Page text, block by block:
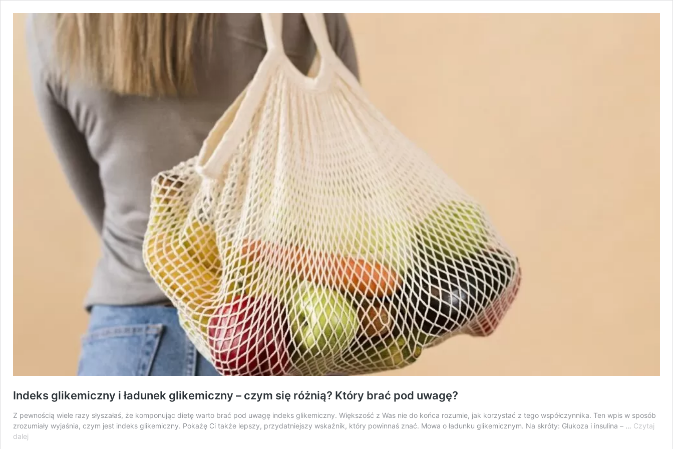
Indeks glikemiczny i ładunek glikemiczny – czym się różnią? Który brać pod uwagę?
Z pewnością wiele razy słyszałaś, że komponując dietę warto brać pod uwagę indeks glikemiczny. Większość z Was nie do końca rozumie, jak korzystać z tego współczynnika. Ten wpis w sposób
zrozumiały wyjaśnia, czym jest indeks glikemiczny. Pokażę Ci także lepszy, przydatniejszy wskaźnik, który powinnaś znać. Mowa o ładunku glikemicznym. Na skróty: Glukoza i insulina – … Czytaj
dalej